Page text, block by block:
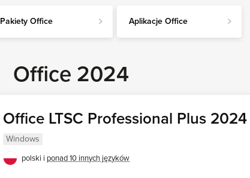
Pakiety Office Aplikacje Office
Office 2024
Office LTSC Professional Plus 2024
Windows
polski i ponad 10 innych języków